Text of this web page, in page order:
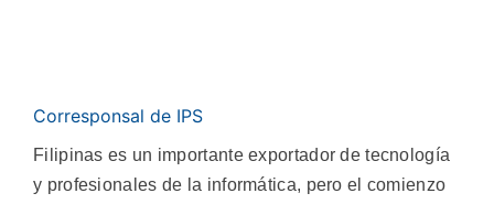
Corresponsal de IPS
Filipinas es un importante exportador de tecnología
y profesionales de la informática, pero el comienzo